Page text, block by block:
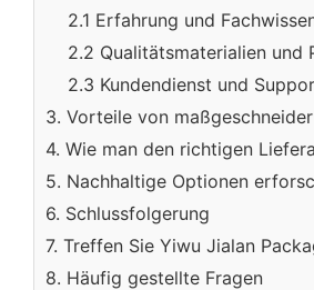
2.1 Erfahrung und
2.2 Qualitätsmaterialien und
2.3 Kundendienst und
3. Vorteile von
4. Wie man den richtigen
5. Nachhaltige Optionen
6. Schlussfolgerung
7. Treffen Sie Yiwu Jialan
8. Häufig gestellte Fragen